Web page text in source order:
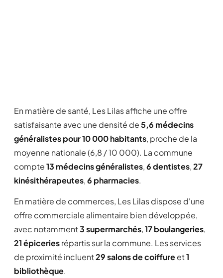
En matière de santé, Les Lilas affiche une offre
satisfaisante avec une densité de5,6 médecins
généralistes pour 10 000 habitants, proche de la
moyenne nationale (6,8 / 10 000). La commune
compte13 médecins généralistes,6 dentistes,27
kinésithérapeutes,6 pharmacies.
En matière de commerces, Les Lilas dispose d'une
offre commerciale alimentaire bien développée,
avec notamment3 supermarchés,17 boulangeries,
21 épiceriesrépartis sur la commune. Les services
de proximité incluent29 salons de coiffureet1
bibliothèque.